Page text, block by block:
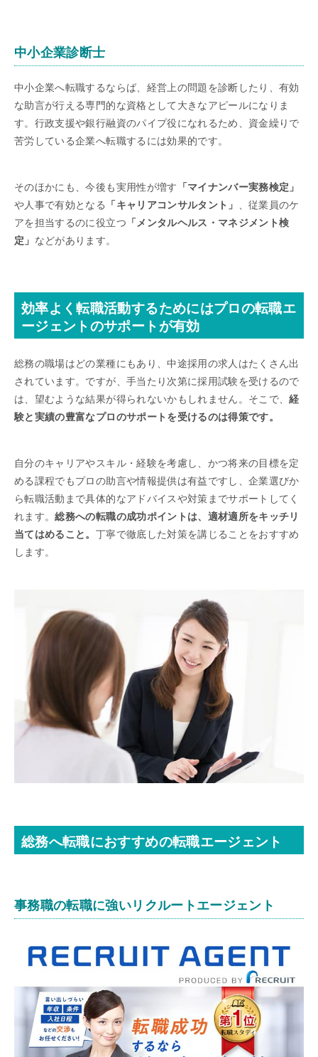
中小企業診断士
中小企業へ転職するならば、経営上の問題を診断したり、有効
な助言が行える専門的な資格として大きなアピールになりま
す。行政支援や銀行融資のパイプ役になれるため、資金繰りで
苦労している企業へ転職するには効果的です。
そのほかにも、今後も実用性が増す
「マイナンバー実務検定」
や人事で有効となる
「キャリアコンサルタント」 、従業員のケ
アを担当するのに役立つ 「メンタルヘルス・マネジメント検
定」 などがあります。
効率よく転職活動するためにはプロの転職エ
ージェントのサポートが有効
総務の職場はどの業種にもあり、中途採用の求人はたくさん出
されています。ですが、手当たり次第に採用試験を受けるので
は、望むような結果が得られないかもしれません。そこで、経
験と実績の豊富なプロのサポートを受けるのは得策です。
自分のキャリアやスキル・経験を考慮し、かつ将来の目標を定
める課程でもプロの助言や情報提供は有益ですし、企業選びか
ら転職活動まで具体的なアドバイスや対策までサポートしてく
れます。総務への転職の成功ポイントは、適材適所をキッチリ
当てはめること。 丁寧で徹底した対策を講じることをおすすめ
します。
総務へ転職におすすめの転職エージェント
事務職の転職に強いリクルートエージェント